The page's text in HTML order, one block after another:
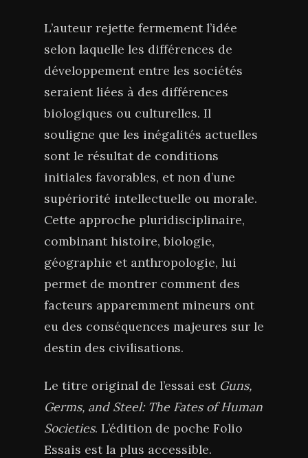
L’auteur rejette fermement l’idée
selon laquelle les différences de
développement entre les sociétés
seraient liées à des différences
biologiques ou culturelles. Il
souligne que les inégalités actuelles
sont le résultat de conditions
initiales favorables, et non d’une
supériorité intellectuelle ou morale.
Cette approche pluridisciplinaire,
combinant histoire, biologie,
géographie et anthropologie, lui
permet de montrer comment des
facteurs apparemment mineurs ont
eu des conséquences majeures sur le
destin des civilisations.
Le titre original de l’essai est Guns,
Germs, and Steel: The Fates of Human
Societies. L’édition de poche Folio
Essais est la plus accessible.